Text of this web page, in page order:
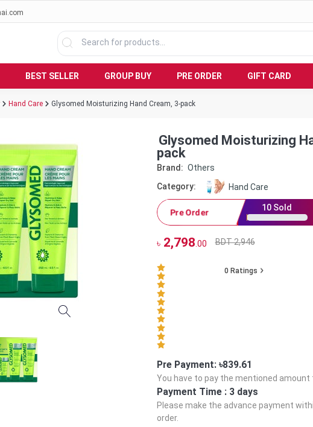
BEST SELLER GROUP BUY PRE ORDER GIFT CARD
Hand Care Glysomed Moisturizing Hand Cream, 3-pack
Glysomed Moisturizing
pack
Brand: Others
Category:
Hand Care
Pre Order 10 Sold
৳2,798 .00 BDT 2,946
0 Ratings
Pre Payment: ৳839.61
You have to pay the mentioned amount
Payment Time : 3 days
Please make the advance payment
order.